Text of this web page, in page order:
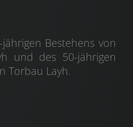
Bestehens von
und des 50-jährigen
Torbau Layh.